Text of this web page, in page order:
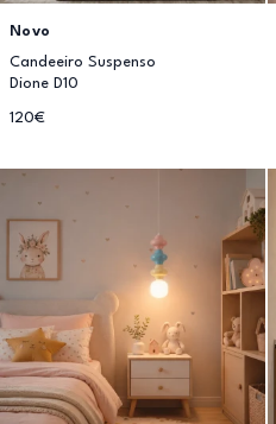
Novo
Candeeiro Suspenso
Dione D10
120€